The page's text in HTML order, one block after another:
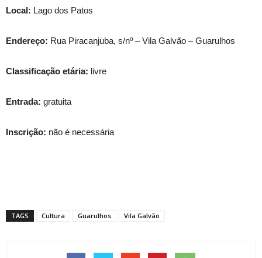
Local: Lago dos Patos
Endereço: Rua Piracanjuba, s/nº – Vila Galvão – Guarulhos
Classificação etária: livre
Entrada: gratuita
Inscrição: não é necessária
TAGS Cultura Guarulhos Vila Galvão